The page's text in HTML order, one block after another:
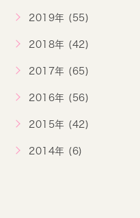
2019年 (55)
2018年 (42)
2017年 (65)
2016年 (56)
2015年 (42)
2014年 (6)